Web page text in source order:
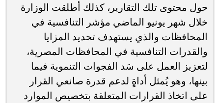
حول محتوى تلك التقارير، كذلك أطلقت الوزارة
خلال شهر يونيو الماضي مؤشر التنافسية في
المحافظات والذي يستهدف تحديد المزايا
والقدرات التنافسية في المحافظات المصرية،
لتعزيز العمل على سَد الفجوات التنموية فيما
بينها، وهو يُمثل أداةٍ لدعم قدرة صانعي القرار
على اتخاذ القرارات المتعلقة بتخصيص الموارد